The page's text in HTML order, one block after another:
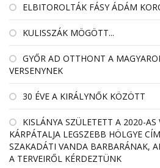
ELBITOROLTÁK FÁSY ÁDÁM
KULISSZÁK MÖGÖTT...
GYŐR AD OTTHONT A
VERSENYNEK
30 ÉVE A KIRÁLYNŐK KÖZÖTT
KISLÁNYA SZÜLETETT A 2020-AS
KÁRPÁTALJA LEGSZEBB HÖLGYE
SZAKADÁTI VANDA BARBARÁNAK,
A TERVEIRŐL KÉRDEZTÜNK